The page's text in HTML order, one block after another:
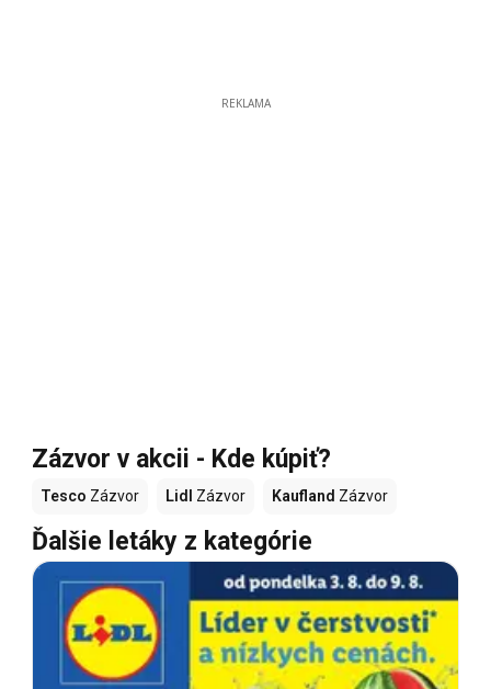
REKLAMA
Zázvor v akcii - Kde kúpiť?
Tesco Zázvor Lidl Zázvor Kaufland Zázvor
Ďalšie letáky z kategórie